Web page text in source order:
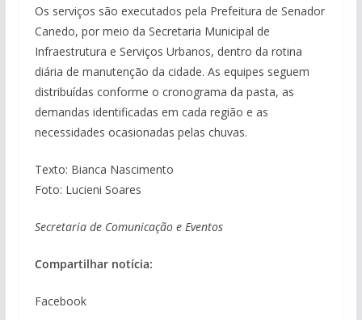
Os serviços são executados pela Prefeitura de Senador
Canedo, por meio da Secretaria Municipal de
Infraestrutura e Serviços Urbanos, dentro da rotina
diária de manutenção da cidade. As equipes seguem
distribuídas conforme o cronograma da pasta, as
demandas identificadas em cada região e as
necessidades ocasionadas pelas chuvas.
Texto: Bianca Nascimento
Foto: Lucieni Soares
Secretaria de Comunicação e Eventos
Compartilhar notícia:
Facebook